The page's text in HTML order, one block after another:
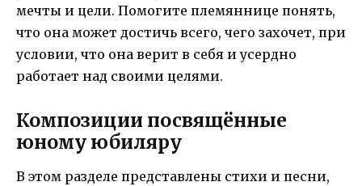
мечты и цели. Помогите племяннице понять,
что она может достичь всего, чего захочет, при
условии, что она верит в себя и усердно
работает над своими целями.
Композиции посвящённые
юному юбиляру
В этом разделе представлены стихи и песни,